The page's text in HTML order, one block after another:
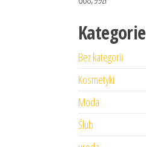
Kategorie
Bez kategorii
Kosmetyki
Moda
Ślub